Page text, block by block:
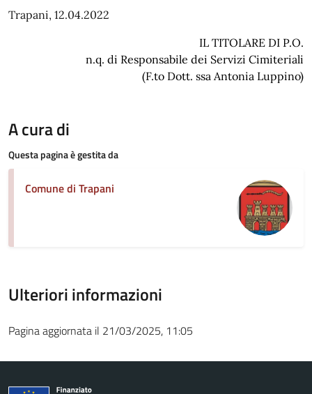
Trapani, 12.04.2022
IL TITOLARE DI P.O.
n.q. di Responsabile dei Servizi Cimiteriali
(F.to Dott. ssa Antonia Luppino)
A cura di
Questa pagina è gestita da
Comune di Trapani
Ulteriori informazioni
Pagina aggiornata il 21/03/2025, 11:05